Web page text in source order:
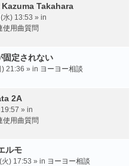
Takahara
水) 13:53 » in
使用曲質問
固定されない
21:36 » in ヨーヨー相談
2A
» in
使用曲質問
ルモ
) 17:53 » in ヨーヨー相談